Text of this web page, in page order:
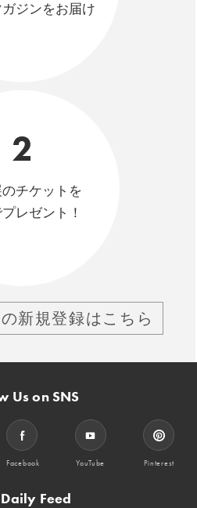
ジンをお届け
2
チケットを
レゼント！
新規登録はこちら
Us on SNS
Facebook YouTube Pinterest
Feed